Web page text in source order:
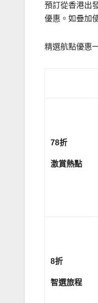
預訂從香港出
優惠。如疊加
精選航點優惠
78折
激賞熱點
8折
智選旅程